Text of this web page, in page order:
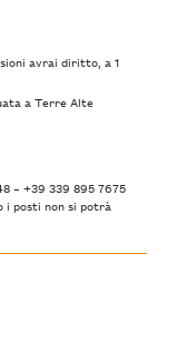
avrai diritto, a 1
a Terre Alte
– +39 339 895 7675
i posti non si potrà